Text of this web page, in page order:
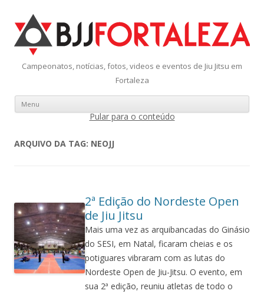
Campeonatos, notícias, fotos, videos e eventos de Jiu Jitsu em
Fortaleza
Menu
Pular para o conteúdo
ARQUIVO DA TAG: NEOJJ
2ª Edição do Nordeste Open
de Jiu Jitsu
Mais uma vez as arquibancadas do Ginásio
do SESI, em Natal, ficaram cheias e os
potiguares vibraram com as lutas do
Nordeste Open de Jiu-Jitsu. O evento, em
sua 2ª edição, reuniu atletas de todo o